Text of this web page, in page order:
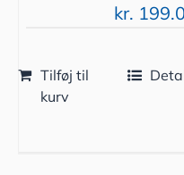
kr.
Tilføj til
kurv